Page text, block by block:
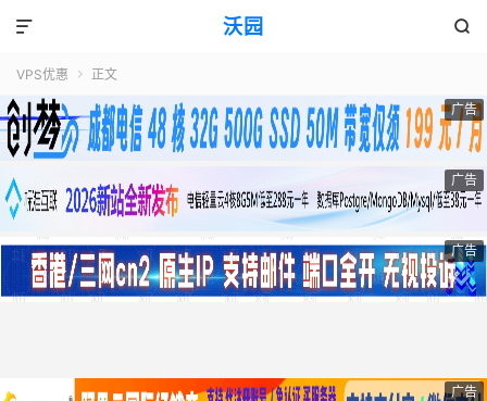
沃园 

VPS优惠  正文
广告
广告
广告
广告